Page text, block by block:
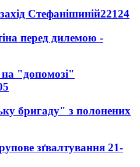
Стефанішиній22124
перед дилемою -
"допомозі"
бригаду" з полонених
зґвалтування 21-